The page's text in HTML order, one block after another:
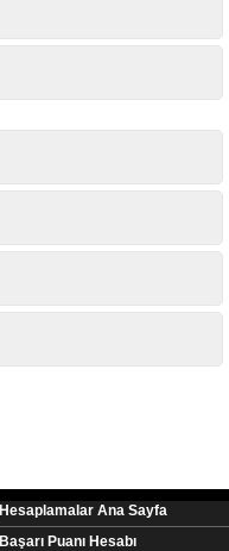
Hesaplamalar Ana Sayfa
Başarı Puanı Hesabı